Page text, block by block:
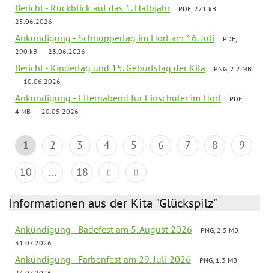
Bericht - Rückblick auf das 1. Halbjahr
PDF, 271 kB
25.06.2026
Ankündigung - Schnuppertag im Hort am 16. Juli
PDF,
290 kB
23.06.2026
Bericht - Kindertag und 15. Geburtstag der Kita
PNG, 2.2 MB
10.06.2026
Ankündigung - Elternabend für Einschüler im Hort
PDF,
4 MB
20.05.2026
1 2 3 4 5 6 7 8
9
10
... 18
Informationen aus der Kita "Glückspilz"
Ankündigung - Badefest am 5. August 2026
PNG, 2.5 MB
31.07.2026
Ankündigung - Farbenfest am 29. Juli 2026
PNG, 1.3 MB